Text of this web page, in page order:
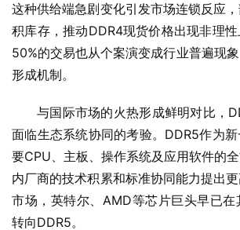
这种供给端急剧变化引发市场连锁反应
积库存，推动DDR4现货价格出现非理
50%的交易也从个案演变成行业普遍现
形成机制。
与国际市场的火热形成鲜明对比，
面临生态系统协同的考验。DDR5作为
要CPU、主板、操作系统及应用软件的
内厂商的技术积累和标准协同能力提出
市场，英特尔、AMD等芯片巨头早已
转向DDR5。